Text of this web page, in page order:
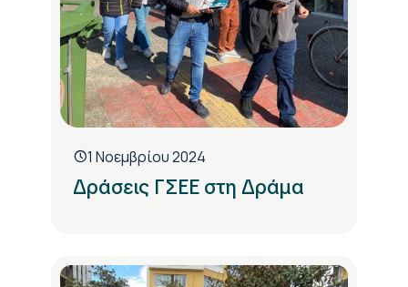
1 Νοεμβρίου 2024
Δράσεις ΓΣΕΕ στη Δράμα